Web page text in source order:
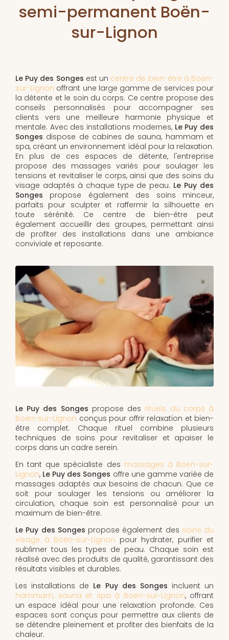
semi-permanent Boën-
sur-Lignon
Le Puy des Songes est un centre de bien-être à Boën-
sur-Lignon offrant une large gamme de services pour
la détente et le soin du corps. Ce centre propose des
conseils personnalisés pour accompagner ses
clients vers une meilleure harmonie physique et
mentale. Avec des installations modernes, Le Puy des
Songes dispose de cabines de sauna, hammam et
spa, créant un environnement idéal pour la relaxation.
En plus de ces espaces de détente, l'entreprise
propose des massages variés pour soulager les
tensions et revitaliser le corps, ainsi que des soins du
visage adaptés à chaque type de peau. Le Puy des
Songes propose également des soins minceur,
parfaits pour sculpter et raffermir la silhouette en
toute sérénité. Ce centre de bien-être peut
également accueillir des groupes, permettant ainsi
de profiter des installations dans une ambiance
conviviale et reposante.
Le Puy des Songes propose des rituels du corps à
Boën-sur-Lignon conçus pour offrir relaxation et bien-
être complet. Chaque rituel combine plusieurs
techniques de soins pour revitaliser et apaiser le
corps dans un cadre serein.
En tant que spécialiste des massages à Boën-sur-
Lignon, Le Puy des Songes offre une gamme variée de
massages adaptés aux besoins de chacun. Que ce
soit pour soulager les tensions ou améliorer la
circulation, chaque soin est personnalisé pour un
maximum de bien-être.
Le Puy des Songes propose également des soins du
visage à Boën-sur-Lignon pour hydrater, purifier et
sublimer tous les types de peau. Chaque soin est
réalisé avec des produits de qualité, garantissant des
résultats visibles et durables.
Les installations de Le Puy des Songes incluent un
hammam, sauna et spa à Boën-sur-Lignon, offrant
un espace idéal pour une relaxation profonde. Ces
espaces sont conçus pour permettre aux clients de
se détendre pleinement et profiter des bienfaits de la
chaleur.